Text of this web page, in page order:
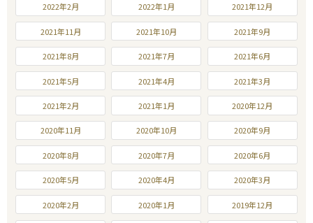
2022年2月 2022年1月 2021年12月
2021年11月 2021年10月 2021年9月
2021年8月 2021年7月 2021年6月
2021年5月 2021年4月 2021年3月
2021年2月 2021年1月 2020年12月
2020年11月 2020年10月 2020年9月
2020年8月 2020年7月 2020年6月
2020年5月 2020年4月 2020年3月
2020年2月 2020年1月 2019年12月